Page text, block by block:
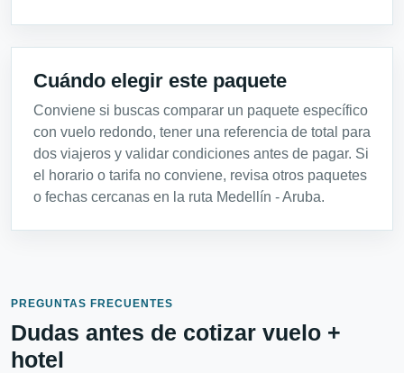
Cuándo elegir este paquete
Conviene si buscas comparar un paquete específico
con vuelo redondo, tener una referencia de total para
dos viajeros y validar condiciones antes de pagar. Si
el horario o tarifa no conviene, revisa otros paquetes
o fechas cercanas en la ruta Medellín - Aruba.
PREGUNTAS FRECUENTES
Dudas antes de cotizar vuelo +
hotel